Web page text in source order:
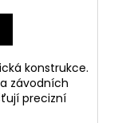
konstrukce.
závodních
precizní